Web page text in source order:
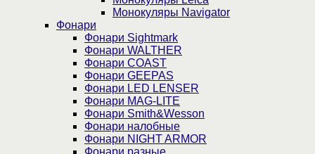
Монокуляры Navigator
Фонари
Фонари Sightmark
Фонари WALTHER
Фонари COAST
Фонари GEEPAS
Фонари LED LENSER
Фонари MAG-LITE
Фонари Smith&Wesson
Фонари налобные
Фонари NIGHT ARMOR